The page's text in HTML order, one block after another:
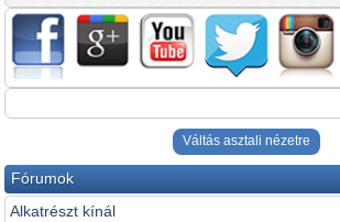
Váltás asztali nézetre
Fórumok
Alkatrészt kínál